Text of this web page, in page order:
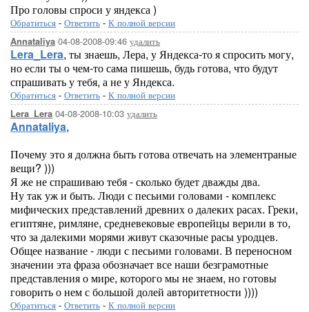
Про головы спроси у яндекса )
Обратиться - Ответить - К полной версии
Annataliya 04-08-2008-09:46 удалить
Lera_Lera, ты знаешь, Лера, у Яндекса-то я спросить могу,
но если ты о чем-то сама пишешь, будь готова, что будут
спрашивать у тебя, а не у Яндекса.
Обратиться - Ответить - К полной версии
Lera_Lera 04-08-2008-10:03 удалить
Annataliya,
Почему это я должна быть готова отвечать на элементраные
вещи? )))
Я же не спрашиваю тебя - сколько будет дважды два.
Ну так уж и быть. Люди с песьими головами - комплекс
мифических представлений древних о далеких расах. Греки,
египтяне, римляне, средневековые европейцы верили в то,
что за далекими морями живут сказочные расы уродцев.
Общее название - люди с песьими головами. В переносном
значении эта фраза обозначает все наши безграмотные
представления о мире, которого мы не знаем, но готовы
говорить о нем с большой долей авторитетности ))))
Обратиться - Ответить - К полной версии